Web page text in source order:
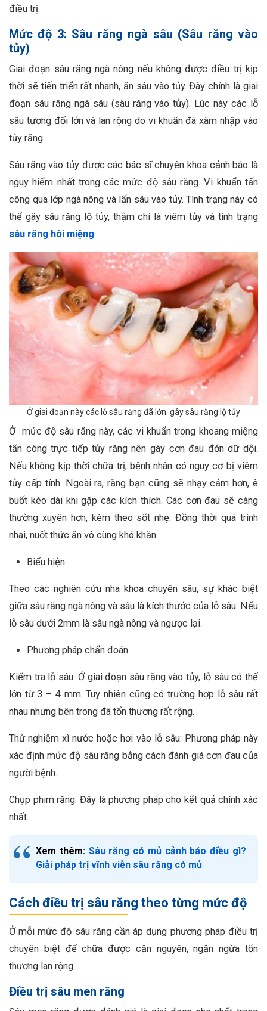
điều trị.
Mức độ 3: Sâu răng ngà sâu (Sâu răng vào
tủy)
Giai đoạn sâu răng ngà nông nếu không được điều trị kịp
thời sẽ tiến triển rất nhanh, ăn sâu vào tủy. Đây chính là giai
đoạn sâu răng ngà sâu (sâu răng vào tủy). Lúc này các lỗ
sâu tương đối lớn và lan rộng do vi khuẩn đã xâm nhập vào
tủy răng.
Sâu răng vào tủy được các bác sĩ chuyên khoa cảnh báo là
nguy hiểm nhất trong các mức độ sâu răng. Vi khuẩn tấn
công qua lớp ngà nông và lấn sâu vào tủy. Tình trạng này có
thể gây sâu răng lộ tủy, thậm chí là viêm tủy và tình trạng
sâu răng hôi miệng.
Ở giai đoạn này các lỗ sâu răng đã lớn. gây sâu răng lộ tủy
Ở mức độ sâu răng này, các vi khuẩn trong khoang miệng
tấn công trực tiếp tủy răng nên gây cơn đau đớn dữ dội.
Nếu không kịp thời chữa trị, bệnh nhân có nguy cơ bị viêm
tủy cấp tính. Ngoài ra, răng bạn cũng sẽ nhạy cảm hơn, ê
buốt kéo dài khi gặp các kích thích. Các cơn đau sẽ càng
thường xuyên hơn, kèm theo sốt nhẹ. Đồng thời quá trình
nhai, nuốt thức ăn vô cùng khó khăn.
Biểu hiện
Theo các nghiên cứu nha khoa chuyên sâu, sự khác biệt
giữa sâu răng ngà nông và sâu là kích thước của lỗ sâu. Nếu
lỗ sâu dưới 2mm là sâu ngà nông và ngược lại.
Phương pháp chẩn đoán
Kiểm tra lỗ sâu: Ở giai đoạn sâu răng vào tủy, lỗ sâu có thể
lớn từ 3 – 4 mm. Tuy nhiên cũng có trường hợp lỗ sâu rất
nhau nhưng bên trong đã tổn thương rất rộng.
Thử nghiệm xì nước hoặc hơi vào lỗ sâu: Phương pháp này
xác định mức độ sâu răng bằng cách đánh giá cơn đau của
người bệnh.
Chụp phim răng: Đây là phương pháp cho kết quả chính xác
nhất.
Xem thêm: Sâu răng có mủ cảnh báo điều gì?
Giải pháp trị vĩnh viễn sâu răng có mủ
Cách điều trị sâu răng theo từng mức độ
Ở mỗi mức độ sâu răng cần áp dụng phương pháp điều trị
chuyên biệt để chữa được căn nguyên, ngăn ngừa tổn
thương lan rộng.
Điều trị sâu men răng